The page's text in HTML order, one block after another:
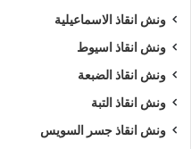
ونش انقاذ الاسماعيلية
ونش انقاذ اسيوط
ونش انقاذ الضبعة
ونش انقاذ التبة
ونش انقاذ جسر السويس